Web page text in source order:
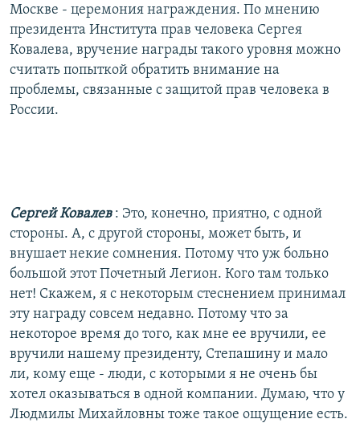
Москве - церемония награждения. По мнению
президента Института прав человека Сергея
Ковалева, вручение награды такого уровня можно
считать попыткой обратить внимание на
проблемы, связанные с защитой прав человека в
России.
Сергей Ковалев : Это, конечно, приятно, с одной
стороны. А, с другой стороны, может быть, и
внушает некие сомнения. Потому что уж больно
большой этот Почетный Легион. Кого там только
нет! Скажем, я с некоторым стеснением принимал
эту награду совсем недавно. Потому что за
некоторое время до того, как мне ее вручили, ее
вручили нашему президенту, Степашину и мало
ли, кому еще - люди, с которыми я не очень бы
хотел оказываться в одной компании. Думаю, что у
Людмилы Михайловны тоже такое ощущение есть.